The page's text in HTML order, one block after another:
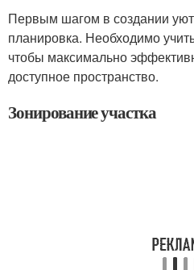
Первым шагом в создании
планировка. Необходимо
чтобы максимально
доступное пространство.
Зонирование участка